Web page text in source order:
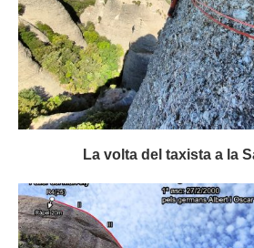
La volta del taxista a la